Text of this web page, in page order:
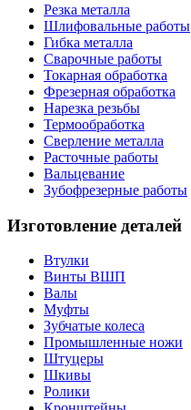
Резка металла
Шлифовальные работы
Гибка металла
Сварочные работы
Токарная обработка
Фрезерная обработка
Нарезка резьбы
Термообработка
Сверление металла
Расточные работы
Вальцевание
Зубофрезерные работы
Изготовление деталей
Втулки
Винты ВШП
Валы
Муфты
Зубчатые колеса
Промышленные ножи
Штуцеры
Шкивы
Ролики